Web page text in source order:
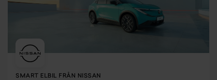
SMART ELBIL FRÅN NISSAN